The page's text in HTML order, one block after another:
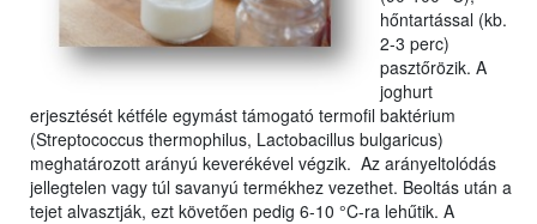
hőntartással (kb.
2-3 perc)
pasztőrözik. A
joghurt
erjesztését kétféle egymást támogató termofil baktérium
(Streptococcus thermophilus, Lactobacillus bulgaricus)
meghatározott arányú keverékével végzik. Az arányeltolódás
jellegtelen vagy túl savanyú termékhez vezethet. Beoltás után a
tejet alvasztják, ezt követően pedig 6-10 °C-ra lehűtik. A